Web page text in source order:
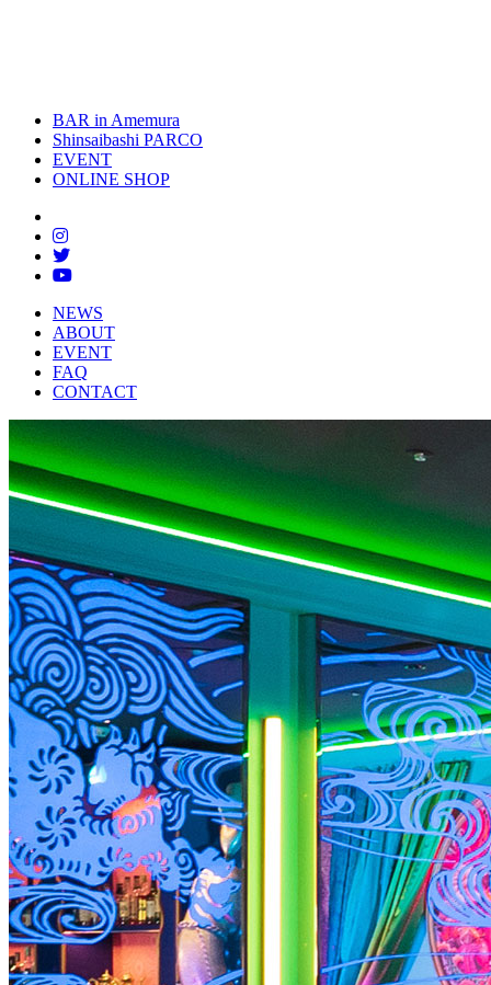
BAR in Amemura
Shinsaibashi PARCO
EVENT
ONLINE SHOP
NEWS
ABOUT
EVENT
FAQ
CONTACT